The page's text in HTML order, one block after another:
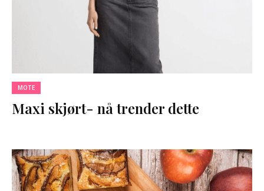
MOTE
Maxi skjørt- nå trender dette